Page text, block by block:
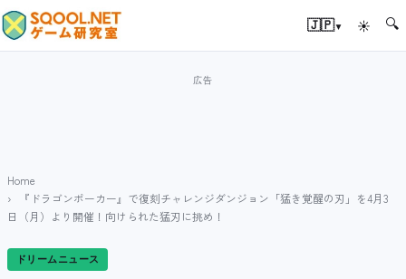
🇯🇵▾ ☀ 🔍
Home
『ドラゴンポーカー』で復刻チャレンジダンジョン「猛き覚醒の刃」を4月3
日（月）より開催！向けられた猛刃に挑め！
ドリームニュース